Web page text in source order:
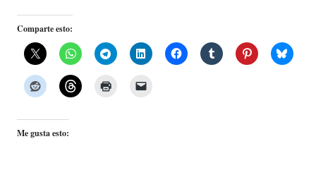
Comparte esto:
Me gusta esto: